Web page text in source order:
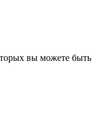
вы можете быть